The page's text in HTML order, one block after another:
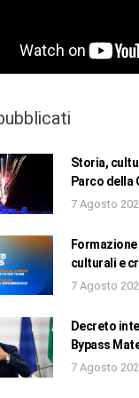
Storia,
Parco della
7 Agosto
culturali e
7 Agosto
Decreto
Bypass
7 Agosto